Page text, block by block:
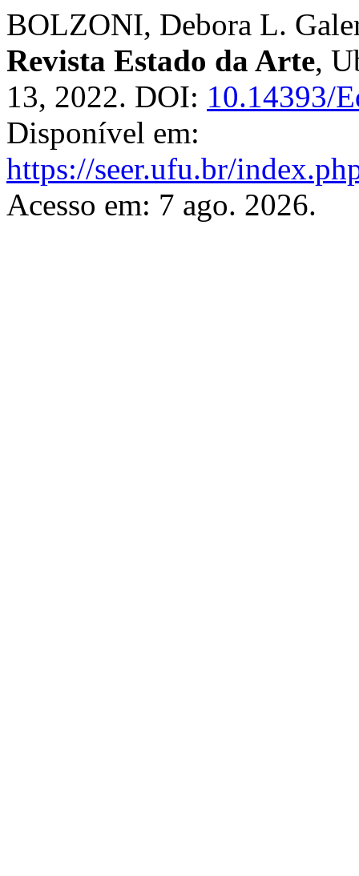
BOLZONI, Debora L.
Revista Estado da Arte,
13, 2022. DOI: 10.14393/
Disponível em:
https://seer.ufu.br/
Acesso em: 7 ago. 2026.